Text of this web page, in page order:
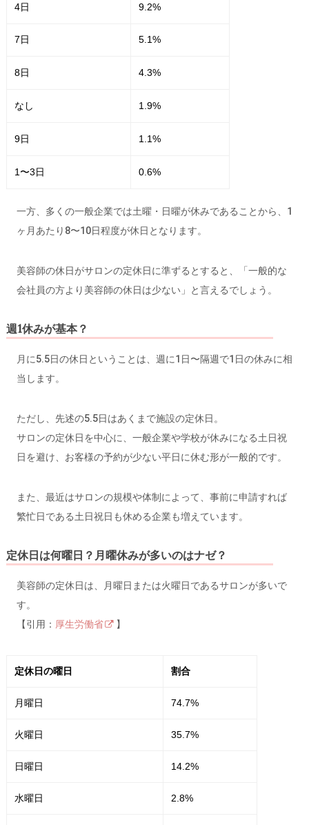
4日 9.2%
7日 5.1%
8日 4.3%
なし 1.9%
9日 1.1%
1〜3日 0.6%
一方、多くの一般企業では土曜・日曜が休みであることから、1
ヶ月あたり8〜10日程度が休日となります。
美容師の休日がサロンの定休日に準ずるとすると、「一般的な
会社員の方より美容師の休日は少ない」と言えるでしょう。
週1休みが基本？
月に5.5日の休日ということは、週に1日〜隔週で1日の休みに相
当します。
ただし、先述の5.5日はあくまで施設の定休日。
サロンの定休日を中心に、一般企業や学校が休みになる土日祝
日を避け、お客様の予約が少ない平日に休む形が一般的です。
また、最近はサロンの規模や体制によって、事前に申請すれば
繁忙日である土日祝日も休める企業も増えています。
定休日は何曜日？月曜休みが多いのはナゼ？
美容師の定休日は、月曜日または火曜日であるサロンが多いで
す。
【引用： 厚生労働省 】
定休日の曜日 割合
月曜日 74.7%
火曜日 35.7%
日曜日 14.2%
水曜日 2.8%